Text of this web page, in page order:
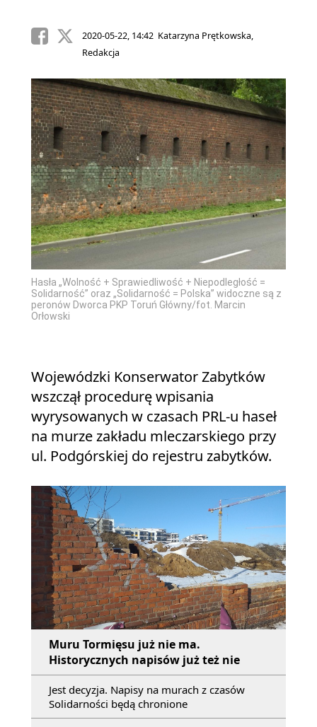
2020-05-22, 14:42 Katarzyna Prętkowska,
Redakcja
Hasła „Wolność + Sprawiedliwość + Niepodległość =
Solidarność” oraz „Solidarność = Polska” widoczne są z
peronów Dworca PKP Toruń Główny/fot. Marcin
Orłowski
Wojewódzki Konserwator Zabytków
wszczął procedurę wpisania
wyrysowanych w czasach PRL-u haseł
na murze zakładu mleczarskiego przy
ul. Podgórskiej do rejestru zabytków.
Muru Tormięsu już nie ma.
Historycznych napisów już też nie
Jest decyzja. Napisy na murach z czasów
Solidarności będą chronione